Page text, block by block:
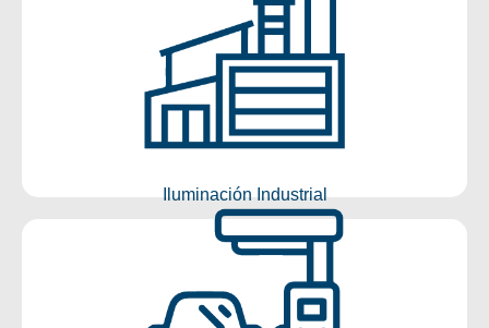
Iluminación Industrial
Iluminación Industrial
Conocer más
Iluminación Estaciones de
servicios